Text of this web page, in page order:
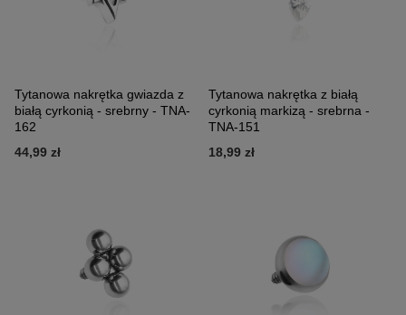
Tytanowa nakrętka gwiazda z
białą cyrkonią - srebrny - TNA-
162
44,99 zł
Tytanowa nakrętka z białą
cyrkonią markizą - srebrna -
TNA-151
18,99 zł